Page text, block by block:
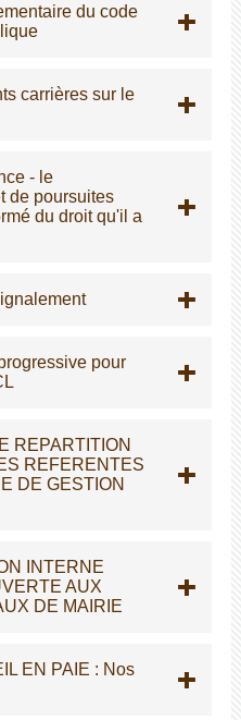
du code
carrières sur le
- le
de poursuites
du droit qu'il a
pour
REPARTITION
REFERENTES
DE GESTION
INTERNE
AUX
DE MAIRIE
EN PAIE : Nos